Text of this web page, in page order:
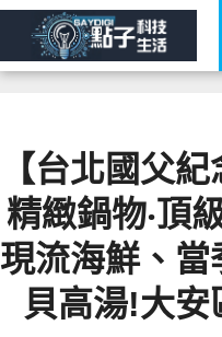
【台北國父
精緻鍋物‧頂
現流海鮮、
貝高湯!大